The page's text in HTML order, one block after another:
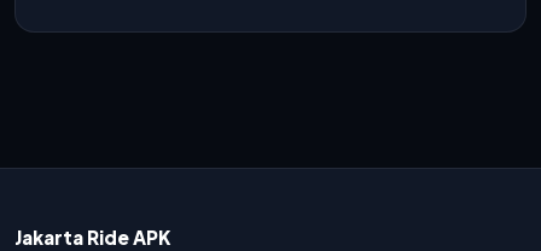
Jakarta Ride APK